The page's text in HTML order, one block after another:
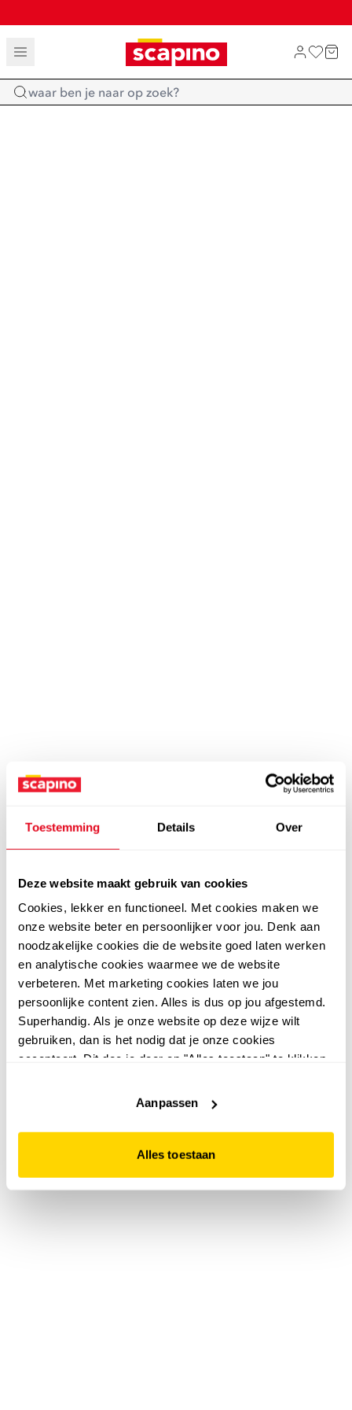
Toestemming Details Over
Deze website maakt gebruik van cookies
Cookies, lekker en functioneel. Met cookies maken we
onze website beter en persoonlijker voor jou. Denk aan
noodzakelijke cookies die de website goed laten werken
en analytische cookies waarmee we de website
verbeteren. Met marketing cookies laten we jou
persoonlijke content zien. Alles is dus op jou afgestemd.
Superhandig. Als je onze website op deze wijze wilt
gebruiken, dan is het nodig dat je onze cookies
accepteert. Dit doe je door op "Alles toestaan" te klikken.
website niet optimaal functioneert.
Aanpassen
Alles toestaan
TOT 70% KORTING OP SALE
SHOP NIEUW
Home